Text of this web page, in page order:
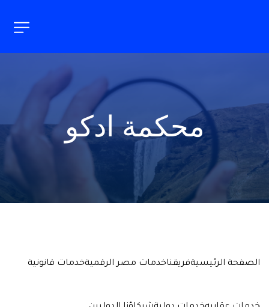
محكمة ادكو
الصفحة الرئيسيةفريقناخدمات مصر الرقميةخدمات قانونية